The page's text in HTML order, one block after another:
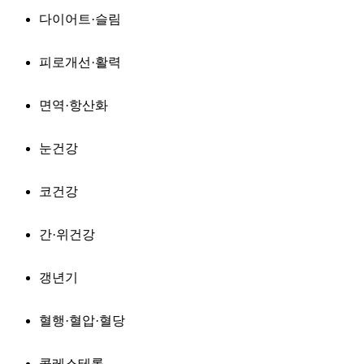
다이어트·슬림
피로개선·활력
면역·항산화
눈건강
코건강
간·위건강
갱년기
혈행·혈압·혈당